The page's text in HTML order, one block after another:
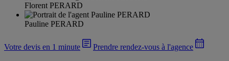
Florent PERARD
Pauline PERARD
Votre devis en 1 minute Prendre rendez-vous à l'agence